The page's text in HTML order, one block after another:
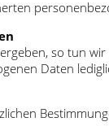
so tun
Daten